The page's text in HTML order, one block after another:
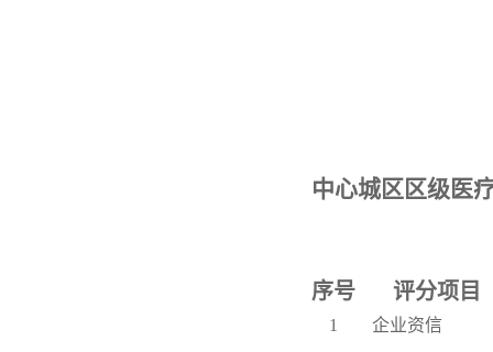
中心城区区级医
序号 评分项目
1 企业资信